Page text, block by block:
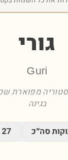
גורי
Guri
מפוארת
בגינה
סה״כ 27